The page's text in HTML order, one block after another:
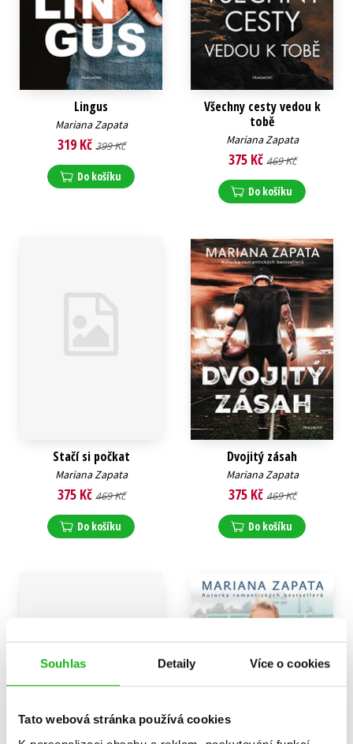
Souhlas Detaily Více o cookies
Tato webová stránka používá cookies
Lingus
Mariana Zapata
319 Kč 399 Kč
Do košíku
Všechny cesty vedou k
tobě
Mariana Zapata
375 Kč 469 Kč
Do košíku
Stačí si počkat
Mariana Zapata
375 Kč 469 Kč
Do košíku
Dvojitý zásah
Mariana Zapata
375 Kč 469 Kč
Do košíku